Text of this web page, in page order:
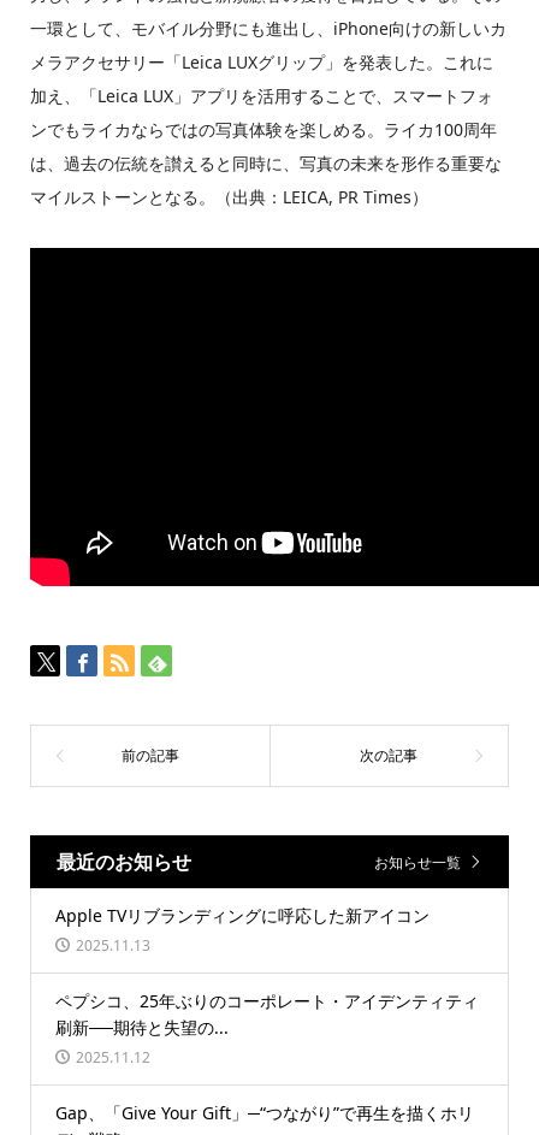
一環として、モバイル分野にも進出し、iPhone向けの新しいカ
メラアクセサリー「Leica LUXグリップ」を発表した。これに
加え、「Leica LUX」アプリを活用することで、スマートフォ
ンでもライカならではの写真体験を楽しめる。ライカ100周年
は、過去の伝統を讃えると同時に、写真の未来を形作る重要な
マイルストーンとなる。（出典：LEICA, PR Times）
最近のお知らせ お知らせ一覧
Apple TVリブランディングに呼応した新アイコン
2025.11.13
ペプシコ、25年ぶりのコーポレート・アイデンティティ
刷新──期待と失望の...
2025.11.12
Gap、「Give Your Gift」─“つながり”で再生を描くホリ